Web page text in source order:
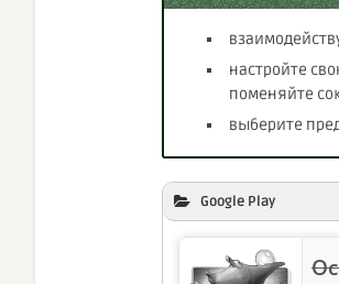
настройте
поменяйте
выберите
Google Play